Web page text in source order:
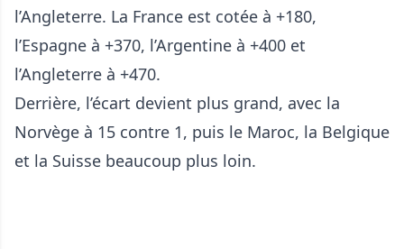
l’Angleterre. La France est cotée à +180,
l’Espagne à +370, l’Argentine à +400 et
l’Angleterre à +470.
Derrière, l’écart devient plus grand, avec la
Norvège à 15 contre 1, puis le Maroc, la Belgique
et la Suisse beaucoup plus loin.